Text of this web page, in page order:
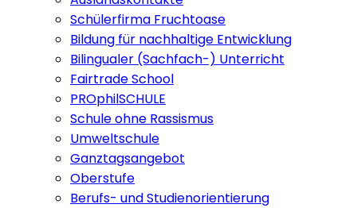
Schülerfirma Fruchtoase
Bildung für nachhaltige Entwicklung
Bilingualer (Sachfach-) Unterricht
Fairtrade School
PROphilSCHULE
Schule ohne Rassismus
Umweltschule
Ganztagsangebot
Oberstufe
Berufs- und Studienorientierung